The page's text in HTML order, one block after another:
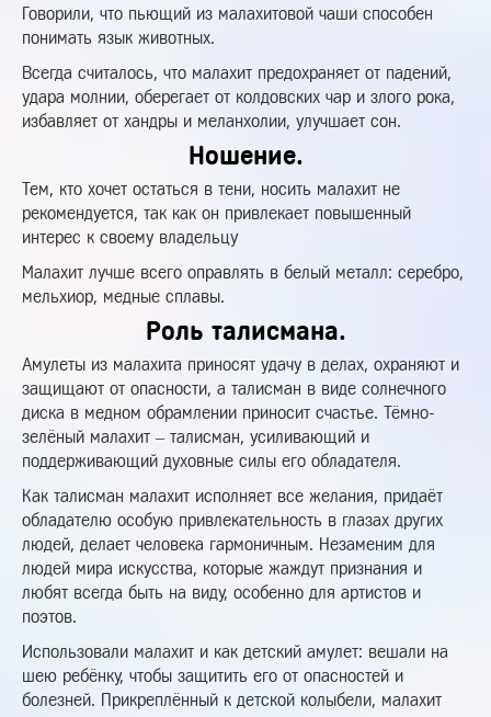
Говорили, что пьющий из малахитовой чаши способен
понимать язык животных.
Всегда считалось, что малахит предохраняет от падений,
удара молнии, оберегает от колдовских чар и злого рока,
избавляет от хандры и меланхолии, улучшает сон.
Ношение.
Тем, кто хочет остаться в тени, носить малахит не
рекомендуется, так как он привлекает повышенный
интерес к своему владельцу
Малахит лучше всего оправлять в белый металл: серебро,
мельхиор, медные сплавы.
Роль талисмана.
Амулеты из малахита приносят удачу в делах, охраняют и
защищают от опасности, а талисман в виде солнечного
диска в медном обрамлении приносит счастье. Тёмно-
зелёный малахит – талисман, усиливающий и
поддерживающий духовные силы его обладателя.
Как талисман малахит исполняет все желания, придаёт
обладателю особую привлекательность в глазах других
людей, делает человека гармоничным. Незаменим для
людей мира искусства, которые жаждут признания и
любят всегда быть на виду, особенно для артистов и
поэтов.
Использовали малахит и как детский амулет: вешали на
шею ребёнку, чтобы защитить его от опасностей и
болезней. Прикреплённый к детской колыбели, малахит